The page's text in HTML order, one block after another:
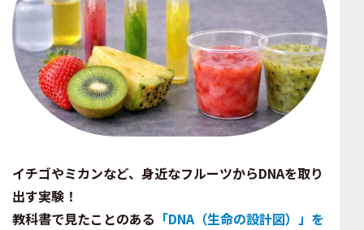
イチゴやミカンなど、身近なフルーツからDNAを取り
出す実験！
教科書で見たことのある 「DNA（生命の設計図）」を